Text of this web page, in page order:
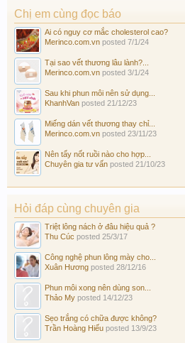
Chị em cùng đọc báo
Ai có nguy cơ mắc cholesterol cao?
Merinco.com.vn posted 7/1/24
Tại sao vết thương lâu lành?...
Merinco.com.vn posted 3/1/24
Sau khi phun môi nên sử dụng...
KhanhVan posted 21/12/23
Miếng dán vết thương thay chỉ...
Merinco.com.vn posted 23/11/23
Nên tẩy nốt ruồi nào cho hợp...
Chuyên gia tư vấn posted 21/10/23
Hỏi đáp cùng chuyên gia
Triệt lông nách ở đâu hiệu quả ?
Thu Cúc posted 25/3/17
Công nghệ phun lông mày cho...
Xuân Hương posted 28/12/16
Phun môi xong nên dùng son...
Thảo My posted 14/12/23
Sẹo trắng có chữa được không?
Trần Hoàng Hiếu posted 13/9/23